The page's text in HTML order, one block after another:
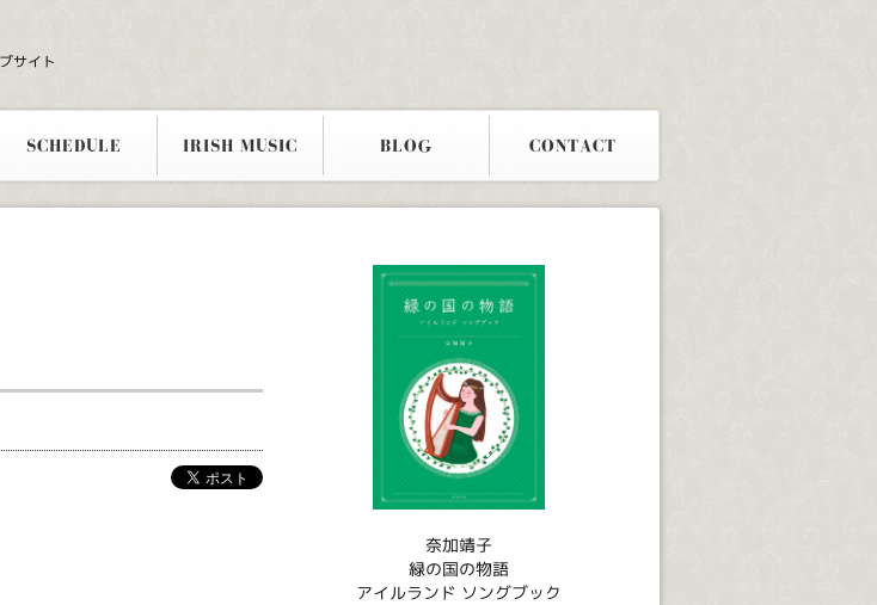
サイト
SCHEDULE IRISH MUSIC BLOG CONTACT
奈加靖子
緑の国の物語
アイルランド ソングブック